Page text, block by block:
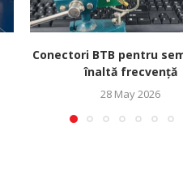
Conectori BTB pentru
înaltă frecvență
28 May 2026